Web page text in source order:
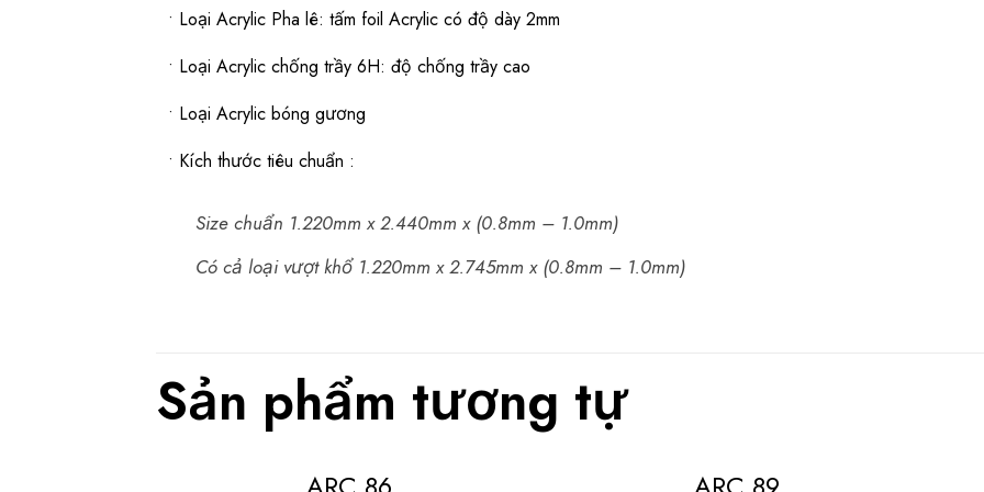
• Loại Acrylic Pha lê: tấm foil Acrylic có độ dày 2mm
• Loại Acrylic chống trầy 6H: độ chống trầy cao
• Loại Acrylic bóng gương
• Kích thước tiêu chuẩn :
Size chuẩn 1.220mm x 2.440mm x (0.8mm – 1.0mm)
Có cả loại vượt khổ 1.220mm x 2.745mm x (0.8mm – 1.0mm)
Sản phẩm tương tự